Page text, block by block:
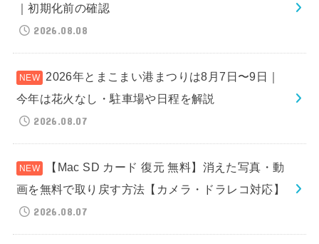
｜初期化前の確認
2026.08.08
2026年とまこまい港まつりは8月7日〜9日｜
今年は花火なし・駐車場や日程を解説
2026.08.07
【Mac SD カード 復元 無料】消えた写真・動
画を無料で取り戻す方法【カメラ・ドラレコ対応】
2026.08.07